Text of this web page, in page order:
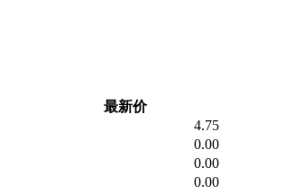
最新价
4.75
0.00
0.00
0.00